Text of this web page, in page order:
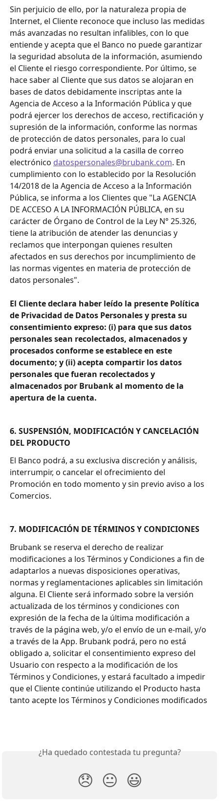
Sin perjuicio de ello, por la naturaleza propia de
Internet, el Cliente reconoce que incluso las medidas
más avanzadas no resultan infalibles, con lo que
entiende y acepta que el Banco no puede garantizar
la seguridad absoluta de la información, asumiendo
el Cliente el riesgo correspondiente. Por último, se
hace saber al Cliente que sus datos se alojaran en
bases de datos debidamente inscriptas ante la
Agencia de Acceso a la Información Pública y que
podrá ejercer los derechos de acceso, rectificación y
supresión de la información, conforme las normas
de protección de datos personales, para lo cual
podrá enviar una solicitud a la casilla de correo
electrónico datospersonales@brubank.com. En
cumplimiento con lo establecido por la Resolución
14/2018 de la Agencia de Acceso a la Información
Pública, se informa a los Clientes que "La AGENCIA
DE ACCESO A LA INFORMACIÓN PÚBLICA, en su
carácter de Órgano de Control de la Ley N° 25.326,
tiene la atribución de atender las denuncias y
reclamos que interpongan quienes resulten
afectados en sus derechos por incumplimiento de
las normas vigentes en materia de protección de
datos personales".
El Cliente declara haber leído la presente Política
de Privacidad de Datos Personales y presta su
consentimiento expreso: (i) para que sus datos
personales sean recolectados, almacenados y
procesados conforme se establece en este
documento; y (ii) acepta compartir los datos
personales que fueran recolectados y
almacenados por Brubank al momento de la
apertura de la cuenta.
6. SUSPENSIÓN, MODIFICACIÓN Y CANCELACIÓN
DEL PRODUCTO
El Banco podrá, a su exclusiva discreción y análisis,
interrumpir, o cancelar el ofrecimiento del
Promoción en todo momento y sin previo aviso a los
Comercios.
7. MODIFICACIÓN DE TÉRMINOS Y CONDICIONES
Brubank se reserva el derecho de realizar
modificaciones a los Términos y Condiciones a fin de
adaptarlos a nuevas disposiciones operativas,
normas y reglamentaciones aplicables sin limitación
alguna. El Cliente será informado sobre la versión
actualizada de los términos y condiciones con
expresión de la fecha de la última modificación a
través de la página web, y/o el envío de un e-mail, y/o
a través de la App. Brubank podrá, pero no está
obligado a, solicitar el consentimiento expreso del
Usuario con respecto a la modificación de los
Términos y Condiciones, y estará facultado a impedir
que el Cliente continúe utilizando el Producto hasta
tanto acepte los Términos y Condiciones modificados
¿Ha quedado contestada tu pregunta?
😞 😐 😃